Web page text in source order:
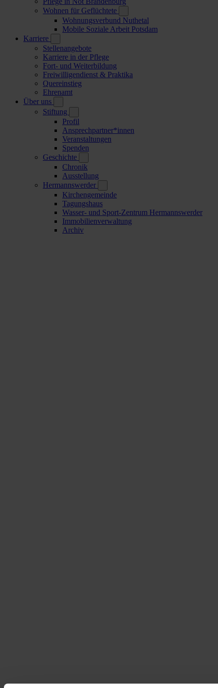
Wohnen für Geflüchtete
Wohnungsverbund Nuthetal
Mobile Soziale Arbeit Potsdam
Karriere
Stellenangebote
Karriere in der Pflege
Fort- und Weiterbildung
Freiwilligendienst & Praktika
Quereinstieg
Ehrenamt
Über uns
Stiftung
Profil
Ansprechpartner*innen
Veranstaltungen
Spenden
Geschichte
Chronik
Ausstellung
Hermannswerder
Kirchengemeinde
Tagungshaus
Wasser- und Sport-Zentrum Hermannswerder
Immobilienverwaltung
Archiv